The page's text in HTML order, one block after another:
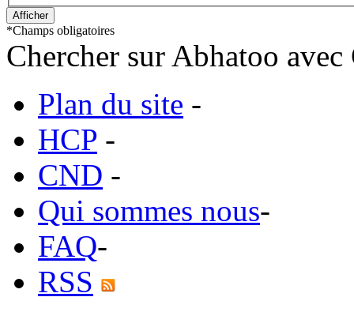
*Champs obligatoires
Chercher sur Abhatoo
Plan du site -
HCP -
CND -
Qui sommes nous-
FAQ-
RSS